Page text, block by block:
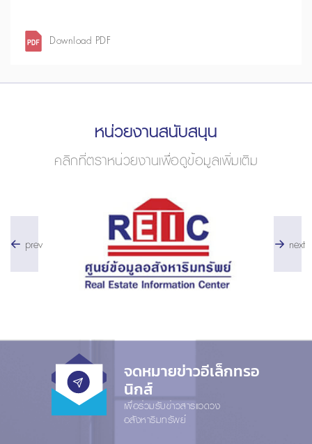
Download PDF
หน่วยงานสนับสนุน
คลิกที่ตราหน่วยงานเพื่อดูข้อมูลเพิ่มเติม
prev next
จดหมายข่าวอีเล็กทรอ
นิกส์
เพื่อร่วมรับข่าวสารแวดวง
อสังหาริมทรัพย์